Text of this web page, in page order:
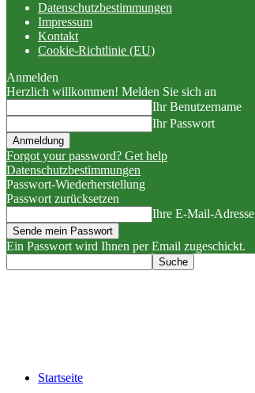
Datenschutzbestimmungen
Impressum
Kontakt
Cookie-Richtlinie (EU)
Anmelden
Herzlich willkommen! Melden Sie sich an
Ihr Benutzername
Ihr Passwort
Forgot your password? Get help
Datenschutzbestimmungen
Passwort-Wiederherstellung
Passwort zurücksetzen
Ihre E-Mail-Adresse
Ein Passwort wird Ihnen per Email zugeschickt.
Startseite